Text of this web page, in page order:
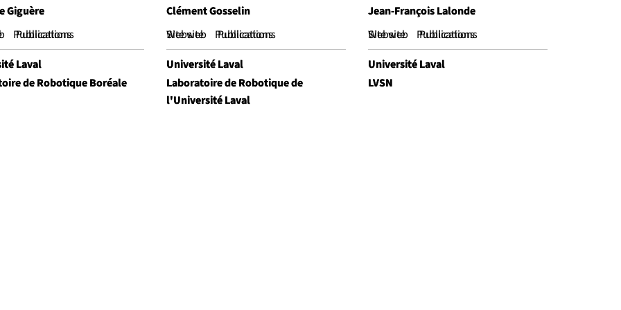
Giguère
Publications
Laval
de Robotique Boréale
Clément Gosselin
Website
Publications
Université Laval
Laboratoire de Robotique de
l'Université Laval
Jean-François Lalonde
Website
Publications
Université Laval
LVSN
Giguère
Publications
Laval
de Robotique Boréale
Clément Gosselin
Site web
Publications
Université Laval
Laboratoire de Robotique de
l'Université Laval
Jean-François Lalonde
Site web
Publications
Université Laval
LVSN